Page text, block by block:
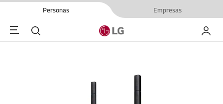
Personas Empresas
Menu Buscar My LG